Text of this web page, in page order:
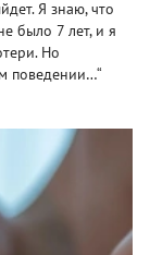
Я знаю, что
было 7 лет, и я
Но
поведении…“